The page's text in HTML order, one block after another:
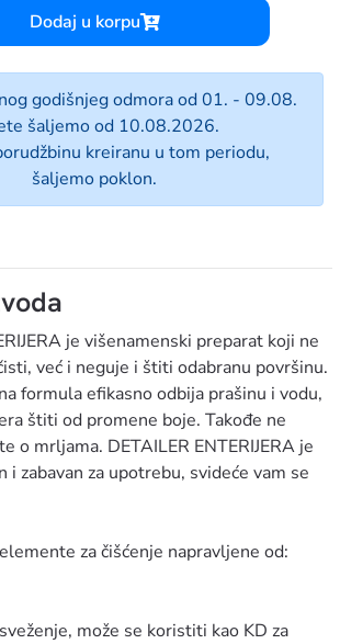
Dodaj u korpu
godišnjeg odmora od 01. - 09.08.
šaljemo od 10.08.2026.
kreiranu u tom periodu,
šaljemo poklon.
je višenamenski preparat koji ne
već i neguje i štiti odabranu površinu.
formula efikasno odbija prašinu i vodu,
štiti od promene boje. Takođe ne
o mrljama. DETAILER ENTERIJERA je
i zabavan za upotrebu, svideće vam se
za čišćenje napravljene od:
može se koristiti kao KD za